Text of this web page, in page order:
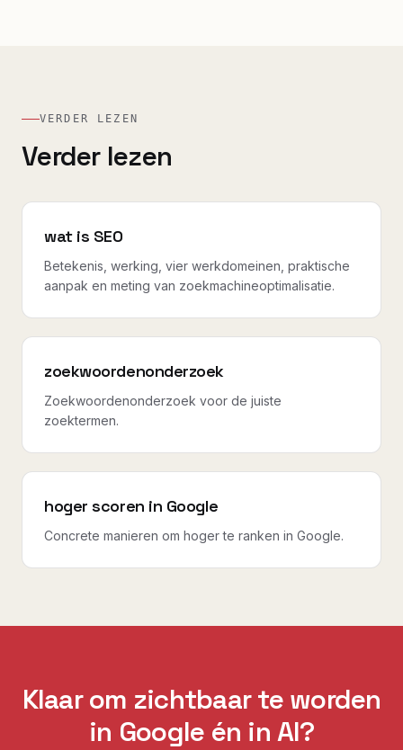
VERDER LEZEN
Verder lezen
wat is SEO
Betekenis, werking, vier werkdomeinen, praktische
aanpak en meting van zoekmachineoptimalisatie.
zoekwoordenonderzoek
Zoekwoordenonderzoek voor de juiste
zoektermen.
hoger scoren in Google
Concrete manieren om hoger te ranken in Google.
Klaar om zichtbaar te worden
in Google én in AI?